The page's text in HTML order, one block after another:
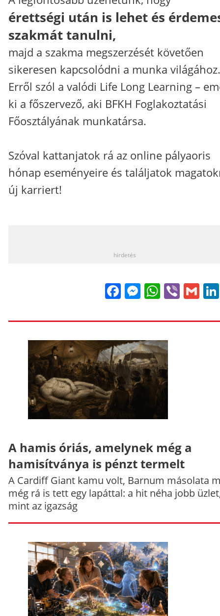
érettségi után is lehet és
szakmát tanulni,
majd a szakma megszerzését követően
sikeresen kapcsolódni a munka világához.
Erről szól a valódi Life Long Learning –
ki a főszervező, aki BFKH Foglakoztatási
Főosztályának munkatársa.
Szóval kattanjatok rá az online pályaoris
hónap eseményeire és találjatok
új karriert!
hirdetés
FacebookViber
A hamis óriás, amelynek még a
hamisítványa is pénzt termelt
A Cardiff Giant kamu volt, Barnum másolata
még rá is tett egy lapáttal: a hit néha jobb
mint az igazság